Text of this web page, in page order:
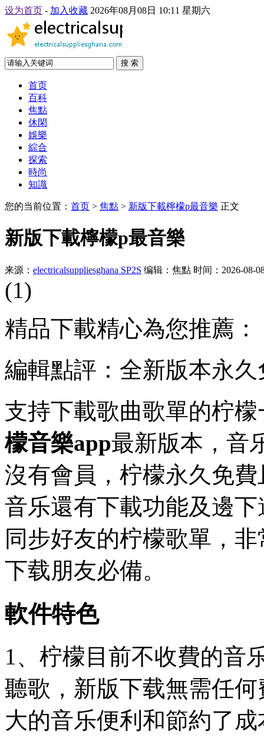
设为首页 - 加入收藏 2026年08月08日 10:11 星期六
搜 索
首页
百科
焦點
休閑
娛樂
綜合
探索
時尚
知識
您的当前位置： 首页 > 焦點 > 新版下載檸檬p最音樂 正文
新版下載檸檬p最音樂
来源： electricalsuppliesghana SP2S 编辑：焦點 时间：2026-08-
(1)
精品下載精心為您推薦：
編輯點評：全新版本永
支持下載歌曲歌單的柠
檬音樂app最新版本，音
沒有會員，柠檬永久免
音乐還有下載功能及邊
同步好友的柠檬歌單，
下载朋友必備。
軟件特色
1、柠檬目前不收費的音
聽歌，新版下载無需任
大的音乐便利和節約了成